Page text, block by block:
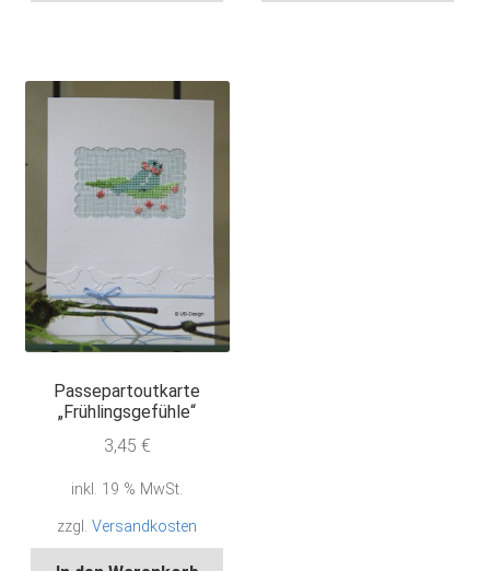
Passepartoutkarte
„Frühlingsgefühle“
3,45 €
inkl. 19 % MwSt.
zzgl.Versandkosten